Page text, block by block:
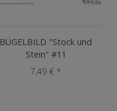
BÜGELBILD "Stock und
Stein" #11
7,49 € *